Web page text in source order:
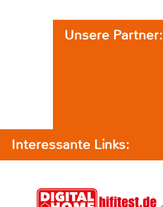
Unsere Partner:
Interessante Links: